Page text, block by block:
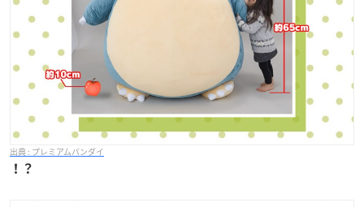
プレミアムバンダイ
！？